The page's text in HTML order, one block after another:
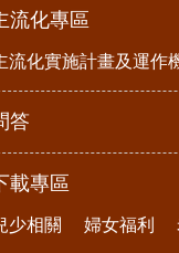
流化專區
流化實施計畫及運作
答
載專區
少相關 婦女福利